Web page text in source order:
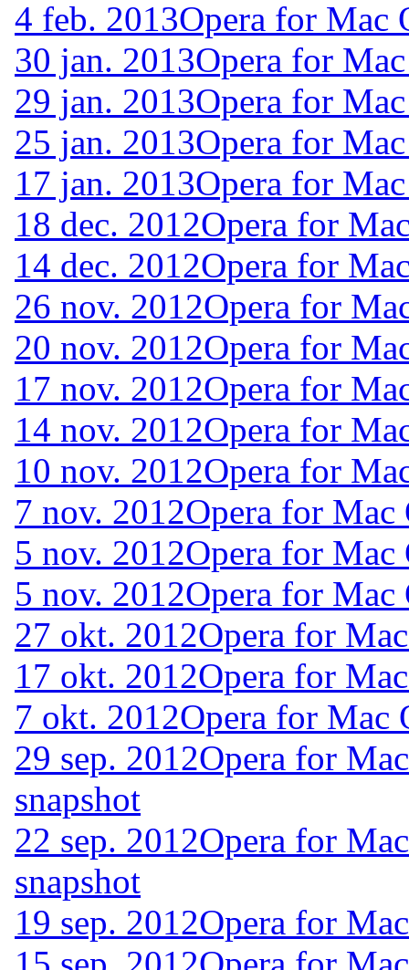
4 feb. 2013Opera for Mac
30 jan. 2013Opera for
29 jan. 2013Opera for
25 jan. 2013Opera for
17 jan. 2013Opera for
18 dec. 2012Opera for
14 dec. 2012Opera for
26 nov. 2012Opera for
20 nov. 2012Opera for
17 nov. 2012Opera for
14 nov. 2012Opera for
10 nov. 2012Opera for
7 nov. 2012Opera for
5 nov. 2012Opera for
5 nov. 2012Opera for
27 okt. 2012Opera for
17 okt. 2012Opera for
7 okt. 2012Opera for Mac
29 sep. 2012Opera for
snapshot
22 sep. 2012Opera for
snapshot
19 sep. 2012Opera for